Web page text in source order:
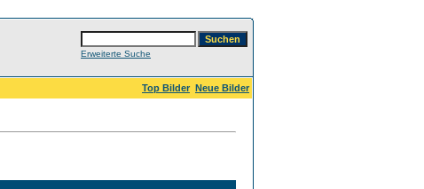
Erweiterte Suche
Top Bilder Neue Bilder